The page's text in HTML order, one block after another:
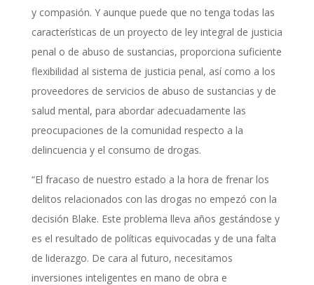
y compasión. Y aunque puede que no tenga todas las
características de un proyecto de ley integral de justicia
penal o de abuso de sustancias, proporciona suficiente
flexibilidad al sistema de justicia penal, así como a los
proveedores de servicios de abuso de sustancias y de
salud mental, para abordar adecuadamente las
preocupaciones de la comunidad respecto a la
delincuencia y el consumo de drogas.
“El fracaso de nuestro estado a la hora de frenar los
delitos relacionados con las drogas no empezó con la
decisión Blake. Este problema lleva años gestándose y
es el resultado de políticas equivocadas y de una falta
de liderazgo. De cara al futuro, necesitamos
inversiones inteligentes en mano de obra e